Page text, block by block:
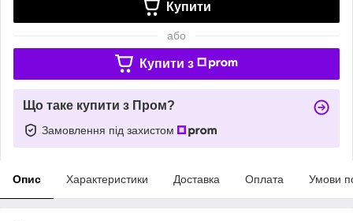
Купити
або
Купити з
Що таке купити з Пром?
Замовлення під захистом
Опис Характеристики Доставка Оплата Умови